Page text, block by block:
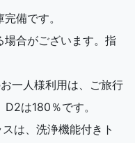
備です。
場合がございます。指
一人様利用は、ご旅行
は180％です。
は、洗浄機能付きト